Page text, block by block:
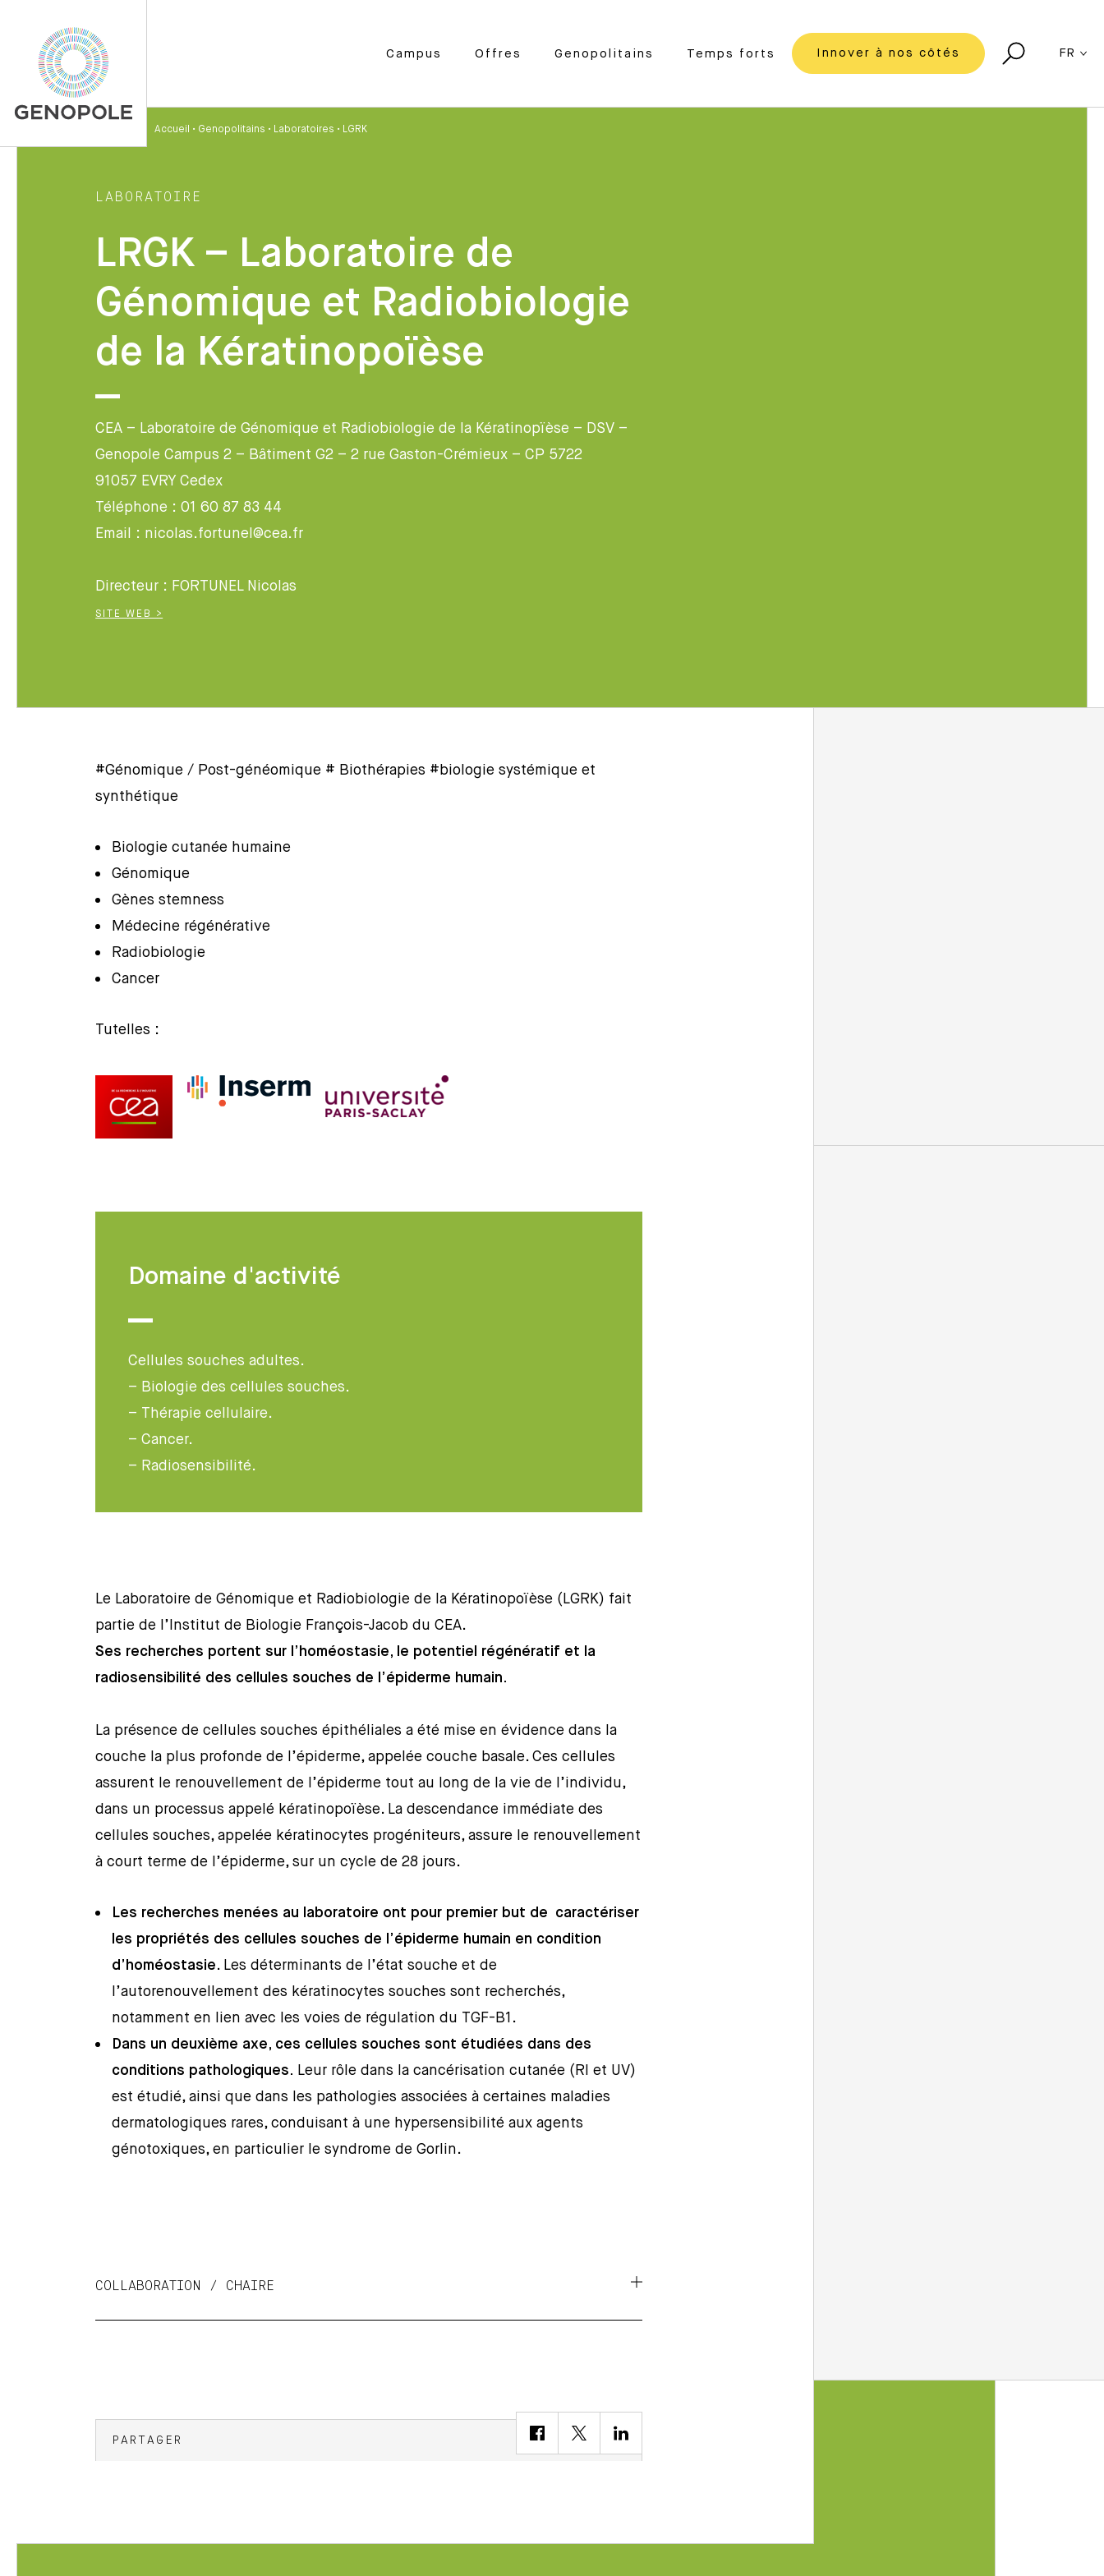
Campus Offres Genopolitains Temps forts Innover à nos côtés FR
Accueil • Genopolitains • Laboratoires • LGRK
LABORATOIRE
LRGK – Laboratoire de
Génomique et Radiobiologie
de la Kératinopoïèse
CEA – Laboratoire de Génomique et Radiobiologie de la Kératinopïèse – DSV –
Genopole Campus 2 – Bâtiment G2 – 2 rue Gaston-Crémieux – CP 5722
91057 EVRY Cedex
Téléphone : 01 60 87 83 44
Email : nicolas.fortunel@cea.fr
Directeur : FORTUNEL Nicolas
SITE WEB >
#Génomique / Post-généomique # Biothérapies #biologie systémique et
synthétique
Biologie cutanée humaine
Génomique
Gènes stemness
Médecine régénérative
Radiobiologie
Cancer
Tutelles :
Domaine d'activité
Cellules souches adultes.
– Biologie des cellules souches.
– Thérapie cellulaire.
– Cancer.
– Radiosensibilité.
Le Laboratoire de Génomique et Radiobiologie de la Kératinopoïèse (LGRK) fait
partie de l’Institut de Biologie François-Jacob du CEA.
Ses recherches portent sur l’homéostasie, le potentiel régénératif et la
radiosensibilité des cellules souches de l’épiderme humain.
La présence de cellules souches épithéliales a été mise en évidence dans la
couche la plus profonde de l’épiderme, appelée couche basale. Ces cellules
assurent le renouvellement de l’épiderme tout au long de la vie de l’individu,
dans un processus appelé kératinopoïèse. La descendance immédiate des
cellules souches, appelée kératinocytes progéniteurs, assure le renouvellement
à court terme de l’épiderme, sur un cycle de 28 jours.
Les recherches menées au laboratoire ont pour premier but de caractériser
les propriétés des cellules souches de l’épiderme humain en condition
d’homéostasie. Les déterminants de l’état souche et de
l’autorenouvellement des kératinocytes souches sont recherchés,
notamment en lien avec les voies de régulation du TGF-B1.
Dans un deuxième axe, ces cellules souches sont étudiées dans des
conditions pathologiques. Leur rôle dans la cancérisation cutanée (RI et UV)
est étudié, ainsi que dans les pathologies associées à certaines maladies
dermatologiques rares, conduisant à une hypersensibilité aux agents
génotoxiques, en particulier le syndrome de Gorlin.
COLLABORATION / CHAIRE
PARTAGER